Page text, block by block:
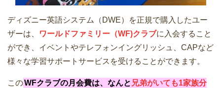
ディズニー英語システム（DWE）を正規で購入したユー
ザーは、
ワールドファミリー（WF)クラブに入会すること
ができ、イベントやテレフォンイングリッシュ、CAPなど
様々な学習サポートサービスを受けることができます。
このWFクラブの月会費は、なんと 兄弟がいても1家族分